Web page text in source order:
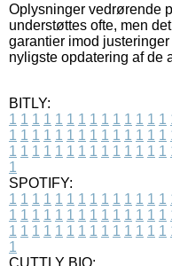
Oplysninger vedrørende
understøttes ofte, men
garantier imod
nyligste opdatering af de
BITLY:
1 1 1 1 1 1 1 1 1 1 1 1 1 1
1 1 1 1 1 1 1 1 1 1 1 1 1 1
1 1 1 1 1 1 1 1 1 1 1 1 1 1
1
SPOTIFY:
1 1 1 1 1 1 1 1 1 1 1 1 1 1
1 1 1 1 1 1 1 1 1 1 1 1 1 1
1 1 1 1 1 1 1 1 1 1 1 1 1 1
1
CUTTLY BIO: